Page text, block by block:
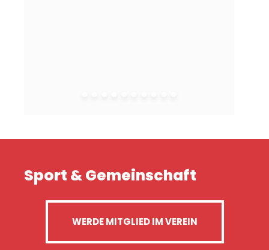
Sport & Gemeinschaft
WERDE MITGLIED IM VEREIN